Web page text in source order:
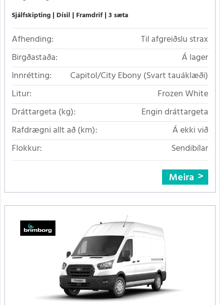
Sjálfskipting Dísil Framdrif 3 sæta
Afhending:
Til afgreiðslu strax
Birgðastaða:
Á lager
Innrétting:
Capitol/City Ebony (Svart tauáklæði)
Litur:
Frozen White
Dráttargeta (kg):
Engin dráttargeta
Rafdrægni allt að (km):
Á ekki við
Flokkur:
Sendibílar
Meira